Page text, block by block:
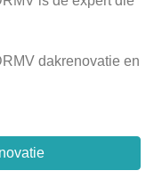
dakrenovatie en